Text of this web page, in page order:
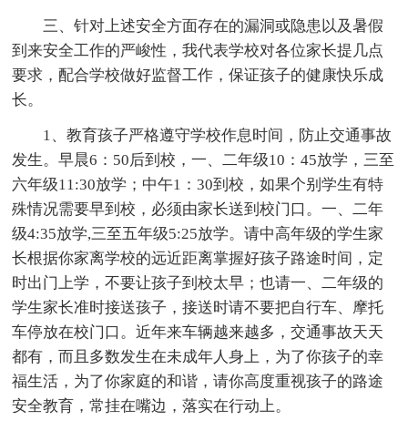
三、针对上述安全方面存在的漏洞或隐患以及暑假
到来安全工作的严峻性，我代表学校对各位家长提几点
要求，配合学校做好监督工作，保证孩子的健康快乐成
长。
1、教育孩子严格遵守学校作息时间，防止交通事故
发生。早晨6：50后到校，一、二年级10：45放学，三至
六年级11:30放学；中午1：30到校，如果个别学生有特
殊情况需要早到校，必须由家长送到校门口。一、二年
级4:35放学,三至五年级5:25放学。请中高年级的学生家
长根据你家离学校的远近距离掌握好孩子路途时间，定
时出门上学，不要让孩子到校太早；也请一、二年级的
学生家长准时接送孩子，接送时请不要把自行车、摩托
车停放在校门口。近年来车辆越来越多，交通事故天天
都有，而且多数发生在未成年人身上，为了你孩子的幸
福生活，为了你家庭的和谐，请你高度重视孩子的路途
安全教育，常挂在嘴边，落实在行动上。